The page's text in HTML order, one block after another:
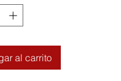
al carrito